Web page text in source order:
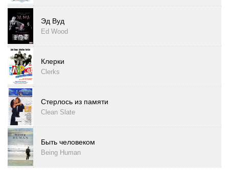
Эд Вуд
Ed Wood
Клерки
Clerks
Стерлось из памяти
Clean Slate
Быть человеком
Being Human